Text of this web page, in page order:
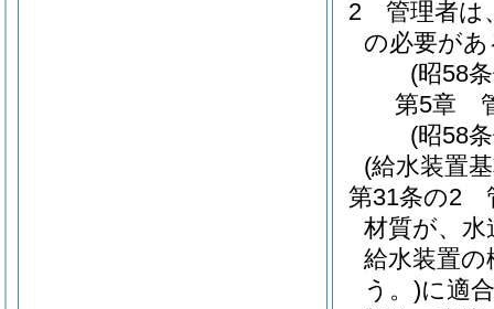
2
管理者は
の必要が
(昭58
第5章
(昭58
(給水装置
第31条の2
材質が、水
給水装置の
う。)に適